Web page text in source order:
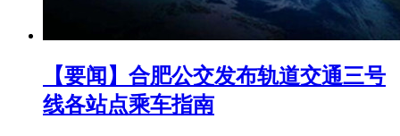
【要闻】合肥公交发布轨道交通三号
线各站点乘车指南